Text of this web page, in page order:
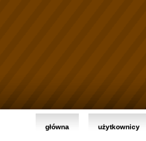
główna użytkownicy